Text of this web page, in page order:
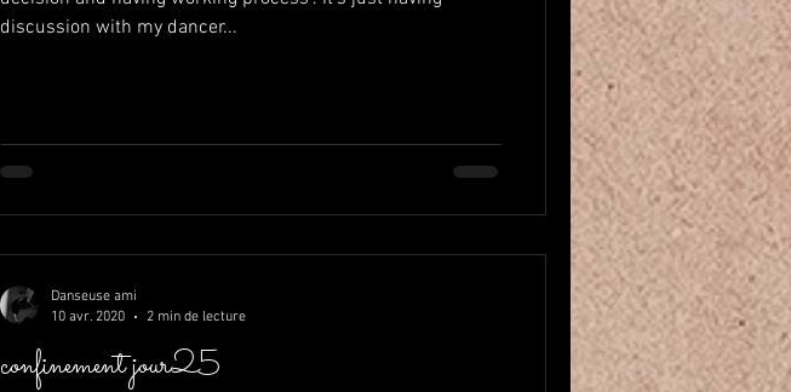
discussion with my dancer...
confinement jour25
Danseuse ami
10 avr. 2020
2 min de lecture